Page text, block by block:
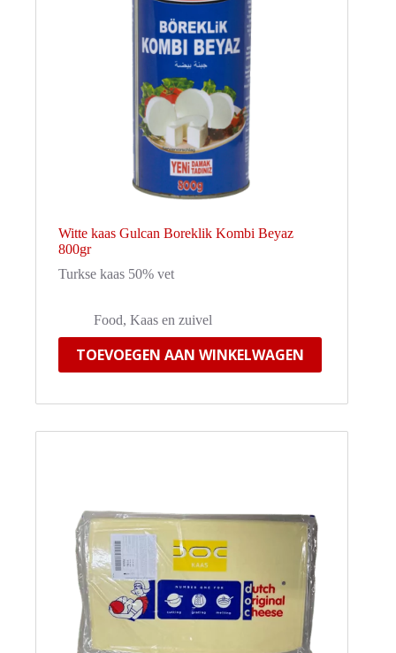
Witte kaas Gulcan Boreklik Kombi Beyaz
800gr
Turkse kaas 50% vet
Food, Kaas en zuivel
TOEVOEGEN AAN WINKELWAGEN